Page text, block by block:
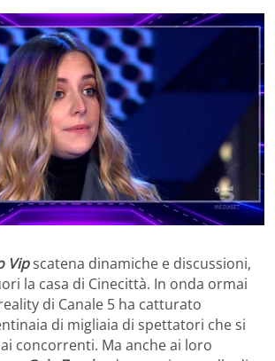
Vipscatena dinamiche e discussioni,
la casa di Cinecittà. In onda ormai
di Canale 5 ha catturato
di migliaia di spettatori che si
concorrenti. Ma anche ai loro